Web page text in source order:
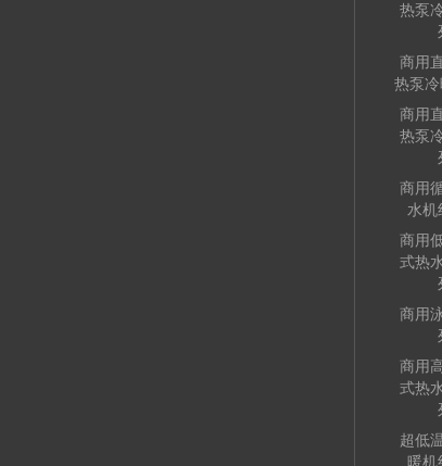
热泵
商用
热泵
商用
热泵
商用
水机
商用
式热
商用
商用
式热
超低
暖机